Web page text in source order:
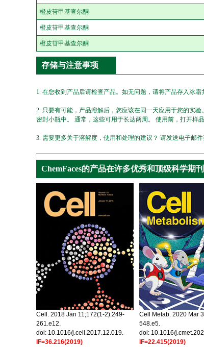
橙皮苷甲基查尔酮
橙皮苷甲基查尔酮
橙皮苷甲基查尔酮
存储与注意事项
1. 在您收到产品后请检查产品。如无问题，请将产品存入冰
2. 只要有可能，产品溶解后，您应该在同一天应用于您的实
密封小瓶中。 通常，这些可用于长达两周。 使用前，打开样
3. 需要更多关于溶解度，使用和处理的建议？ 请发送电子邮件
ChemFaces的产品在许多优秀和顶级科学期
Cell. 2018 Jan 11;172(1-2):249-
261.e12.
doi: 10.1016/j.cell.2017.12.019.
IF=36.216(2019)
Cell Metab. 2020 Mar
548.e5.
doi: 10.1016/
IF=22.415(2019)